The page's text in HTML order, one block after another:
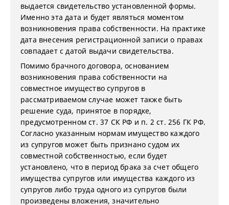
выдается свидетельство установленной формы.
Именно эта дата и будет являться моментом
возникновения права собственности. На практике
дата внесения регистрационной записи о правах
совпадает с датой выдачи свидетельства.
Помимо брачного договора, основанием
возникновения права собственности на
совместное имущество супругов в
рассматриваемом случае может также быть
решение суда, принятое в порядке,
предусмотренном ст. 37 СК РФ и п. 2 ст. 256 ГК РФ.
Согласно указанным нормам имущество каждого
из супругов может быть признано судом их
совместной собственностью, если будет
установлено, что в период брака за счет общего
имущества супругов или имущества каждого из
супругов либо труда одного из супругов были
произведены вложения, значительно